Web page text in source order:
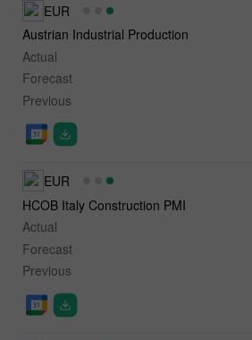
EUR
Austrian Industrial Production
Actual
Forecast
Previous
EUR
HCOB Italy Construction PMI
Actual
Forecast
Previous